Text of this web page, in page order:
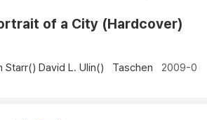
of a City (Hardcover)
Starr() David L. Ulin() Taschen 2009-0